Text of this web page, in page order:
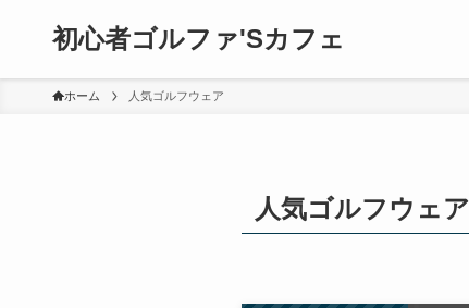
初心者ゴルファ'Sカフェ
ホーム 人気ゴルフウェア
人気ゴルフウェア